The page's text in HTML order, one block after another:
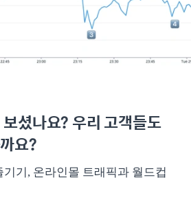
셨나요? 우리 고객들도
요?
기, 온라인몰 트래픽과 월드컵